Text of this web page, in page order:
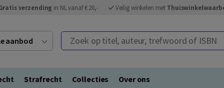
verzending in NL vanaf € 20,- Veilig winkelen met
aanbod Zoek op titel, auteur, trefwoord of ISBN
Strafrecht Collecties Over ons